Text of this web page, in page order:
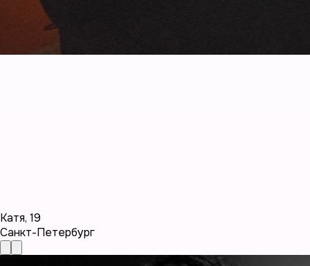
Катя, 19
Санкт-Петербург